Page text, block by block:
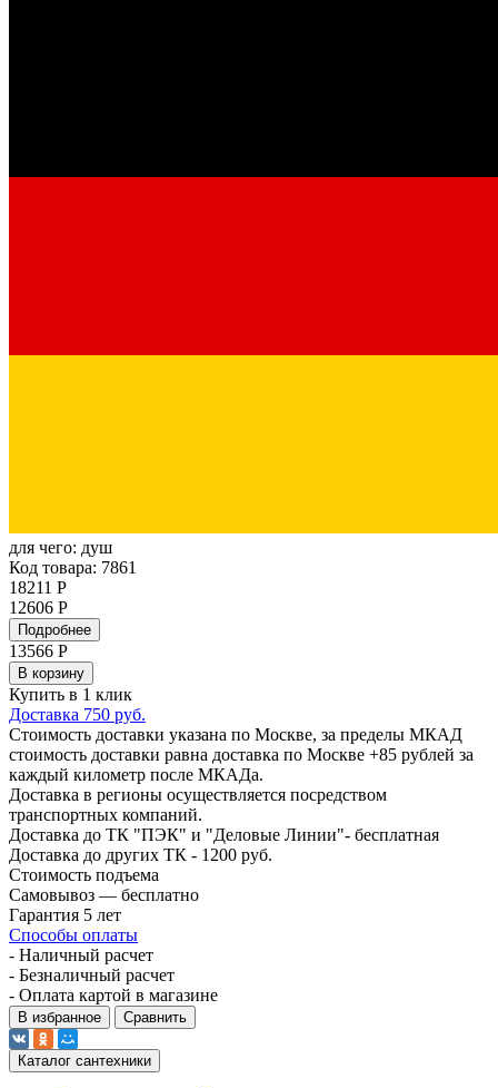
для чего: душ
Код товара: 7861
18211 Р
12606 Р
Подробнее
13566 Р
В корзину
Купить в 1 клик
Доставка 750 руб.
Стоимость доставки указана по Москве, за пределы МКАД
стоимость доставки равна доставка по Москве +85 рублей за
каждый километр после МКАДа.
Доставка в регионы осуществляется посредством
транспортных компаний.
Доставка до ТК "ПЭК" и "Деловые Линии"- бесплатная
Доставка до других ТК - 1200 руб.
Стоимость подъема
Самовывоз — бесплатно
Гарантия 5 лет
Способы оплаты
- Наличный расчет
- Безналичный расчет
- Оплата картой в магазине
В избранное Сравнить
Каталог сантехники